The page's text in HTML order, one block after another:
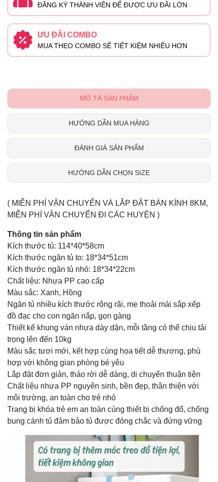
ĐĂNG KÝ THÀNH VIÊN ĐỂ ĐƯỢC ƯU ĐÃI LỚN
ƯU ĐÃI COMBO
MUA THEO COMBO SẼ TIẾT KIỆM NHIỀU HƠN
MÔ TẢ SẢN PHẨM
HƯỚNG DẪN MUA HÀNG
ĐÁNH GIÁ SẢN PHẨM
HƯỚNG DẪN CHỌN SIZE
( MIỄN PHÍ VẬN CHUYỂN VÀ LẮP ĐẶT BÁN KÍNH 8KM,
MIỄN PHÍ VẬN CHUYỂN ĐI CÁC HUYỆN )
Thông tin sản phẩm
Kích thước tủ: 114*40*58cm
Kích thước ngăn tủ to: 18*34*51cm
Kích thước ngăn tủ nhỏ: 18*34*22cm
Chất liệu: Nhựa PP cao cấp
Màu sắc: Xanh, Hồng
Ngăn tủ nhiều kích thước rộng rãi, mẹ thoải mái sắp xếp
đồ đạc cho con ngăn nắp, gọn gàng
Thiết kế khung ván nhựa dày dặn, mỗi tầng có thể chịu tải
trọng lên đến 10kg
Màu sắc tươi mới, kết hợp cùng họa tiết dễ thương, phù
hợp với không gian phòng bé yêu
Lắp đặt đơn giản, tháo rời dễ dàng, di chuyển thuận tiện
Chất liệu nhựa PP nguyên sinh, bền đẹp, thân thiện với
môi trường, an toàn cho trẻ nhỏ
Trang bị khóa trẻ em an toàn cùng thiết bị chống đổ, chống
bung cánh tủ đảm bảo tủ được đóng chắc và đứng vững